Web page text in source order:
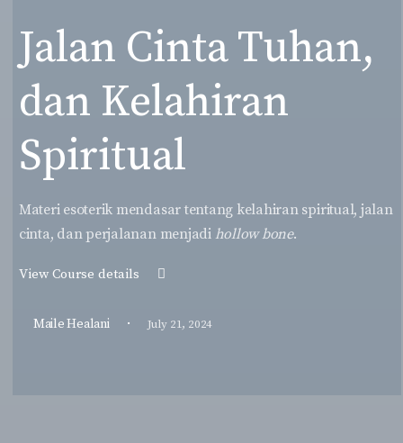
Jalan Cinta Tuhan,
dan Kelahiran
Spiritual
Materi esoterik mendasar tentang kelahiran spiritual, jalan
cinta, dan perjalanan menjadi hollow bone.
View Course details
Maile Healani · July 21, 2024